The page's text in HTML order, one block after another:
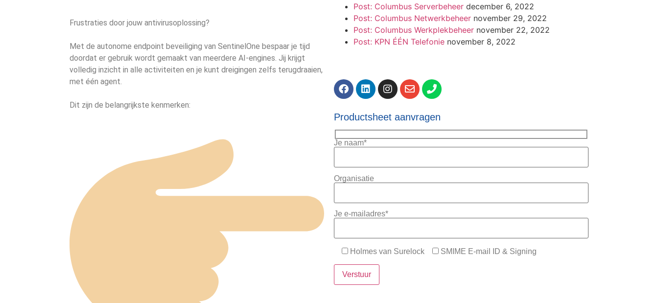
Frustraties door jouw antivirusoplossing?
Met de autonome endpoint beveiliging van SentinelOne bespaar je tijd
doordat er gebruik wordt gemaakt van meerdere AI-engines. Jij krijgt
volledig inzicht in alle activiteiten en je kunt dreigingen zelfs terugdraaien,
met één agent.
Dit zijn de belangrijkste kenmerken:
Post: Columbus Serverbeheer december 6, 2022
Post: Columbus Netwerkbeheer november 29, 2022
Post: Columbus Werkplekbeheer november 22, 2022
Post: KPN ÉÉN Telefonie november 8, 2022
Productsheet aanvragen
Je naam*
Organisatie
Je e-mailadres*
Holmes van Surelock SMIME E-mail ID & Signing